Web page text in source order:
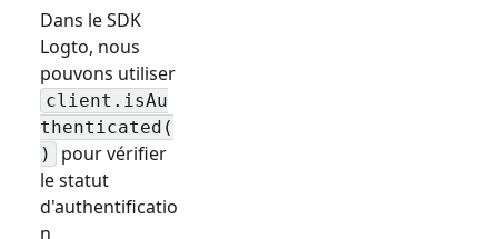
Dans le SDK
Logto, nous
pouvons utiliser
client.isAu
thenticated(
)
pour vérifier
le statut
d'authentificatio
n